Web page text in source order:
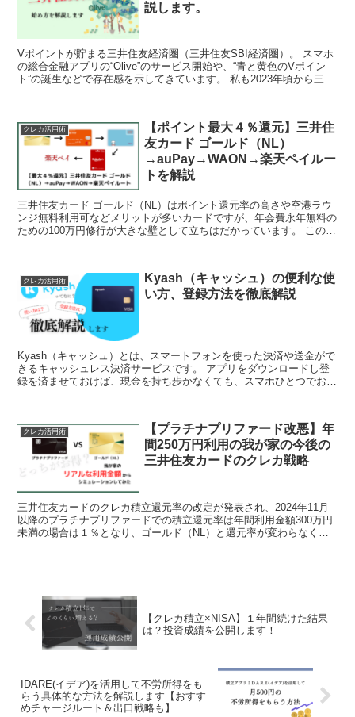
説します。
Vポイントが貯まる三井住友経済圏（三井住友SBI経済圏）。 スマホ
の総合金融アプリの“Olive”のサービス開始や、“青と黄色のVポイン
ト”の誕生などで存在感を示してきています。 私も2023年頃から三井
クレカ活用術
【ポイント最大４％還元】三井住
友カード ゴールド（NL）
→auPay→WAON→楽天ペイルー
トを解説
三井住友カード ゴールド（NL）はポイント還元率の高さや空港ラウ
ンジ無料利用可などメリットが多いカードですが、年会費永年無料の
ための100万円修行が大きな壁として立ちはだかっています。 この記
クレカ活用術
Kyash（キャッシュ）の便利な使
い方、登録方法を徹底解説
Kyash（キャッシュ）とは、スマートフォンを使った決済や送金がで
きるキャッシュレス決済サービスです。 アプリをダウンロードし登
録を済ませておけば、現金を持ち歩かなくても、スマホひとつでお店
クレカ活用術
【プラチナプリファード改悪】年
間250万円利用の我が家の今後の
三井住友カードのクレカ戦略
三井住友カードのクレカ積立還元率の改定が発表され、2024年11月
以降のプラチナプリファードでの積立還元率は年間利用金額300万円
未満の場合は１％となり、ゴールド（NL）と還元率が変わらなくな
【クレカ積立×NISA】１年間続けた結果
は？投資成績を公開します！
IDARE(イデア)を活用して不労所得をも
らう具体的な方法を解説します【おすす
めチャージルート＆出口戦略も】